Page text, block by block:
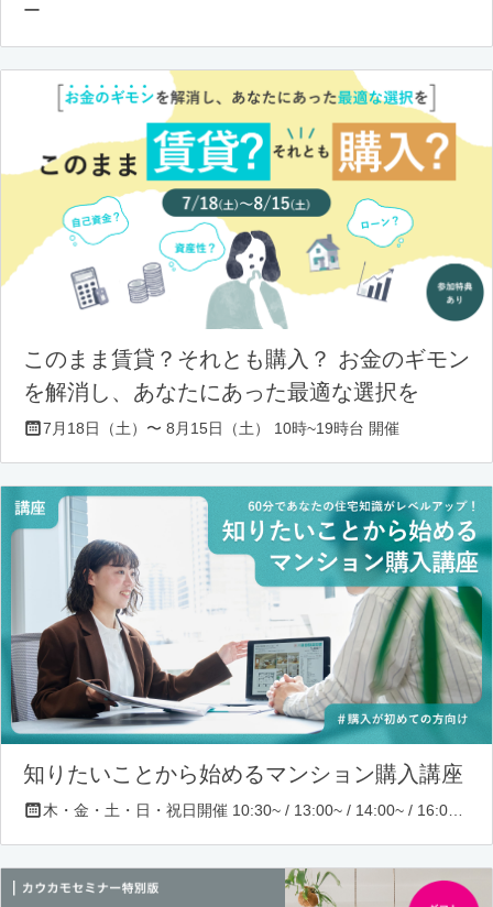
ー
このまま賃貸？それとも購入？ お金のギモン
を解消し、あなたにあった最適な選択を
7月18日（土）〜 8月15日（土） 10時~19時台 開催
知りたいことから始めるマンション購入講座